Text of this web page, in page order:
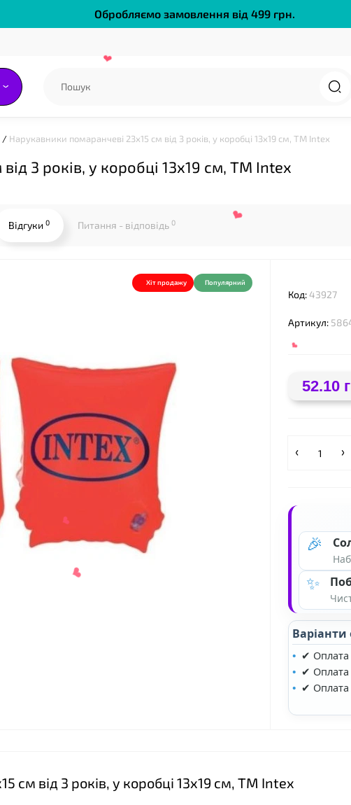
Обробляємо замовлення від 499 грн.
Нарукавники помаранчеві 23х15 см від 3 років, у коробці 13х19 см, ТМ Іntex
3 років, у коробці 13х19 см, ТМ Іntex
Відгуки 0 Питання - відповідь 0
Хіт продажу Популярний
Код:43927
Артикул:
52.10
🎉
✨
✔ Оплата
✔ Оплата
✔ Оплата
см від 3 років, у коробці 13х19 см, ТМ Іntex